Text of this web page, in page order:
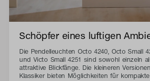
Schöpfer eines luftigen
Die Pendelleuchten Octo 4240, Octo Small
und Victo Small 4251 sind sowohl einzeln
attraktive Blickfänge. Die kleineren
Klassiker bieten Möglichkeiten für